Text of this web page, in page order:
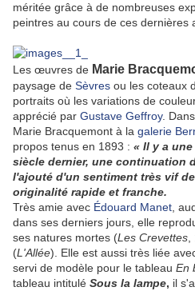
méritée grâce à de nombreuses
peintres au cours de ces dernières
Les œuvres de Marie
paysage de Sèvres ou les coteaux
portraits où les variations de
apprécié par Gustave Geffroy.
Marie Bracquemont à la galerie
propos tenus en 1893 : « Il y a
siècle dernier, une continuation
l'ajouté d'un sentiment très vif
originalité rapide et franche.
Très amie avec Édouard Manet ,
dans ses derniers jours, elle
ses natures mortes (Les Crevettes
(L'Allée). Elle est aussi très liée
servi de modèle pour le tableau En
tableau intitulé Sous la lampe, il